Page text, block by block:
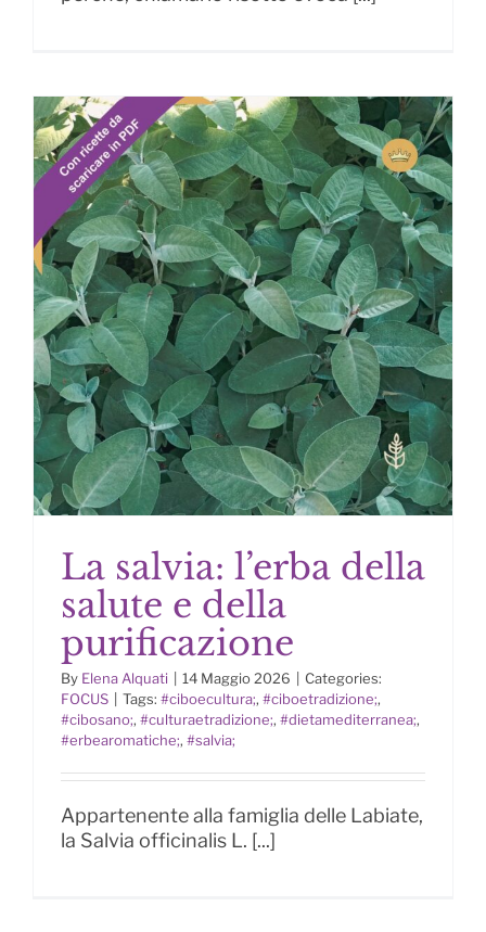
La salvia: l’erba della salute e della
purificazione
La salvia: l’erba della
salute e della
purificazione
By Elena Alquati 14 Maggio 2026
Categories:
FOCUS
Tags: #ciboecultura;, #ciboetradizione;,
#cibosano;, #culturaetradizione;, #dietamediterranea;,
#erbearomatiche;, #salvia;
Appartenente alla famiglia delle Labiate,
la Salvia officinalis L. [...]